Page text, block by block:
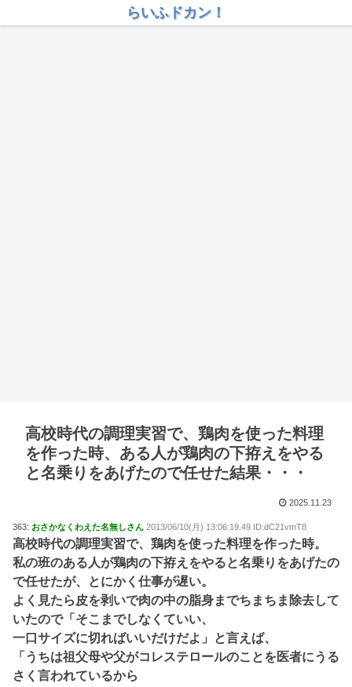
らいふドカン！
高校時代の調理実習で、鶏肉を使った料理
を作った時、ある人が鶏肉の下拵えをやる
と名乗りをあげたので任せた結果・・・
2025.11.23
363: おさかなくわえた名無しさん 2013/06/10(月) 13:06:19.49 ID:dC21vmT8
高校時代の調理実習で、鶏肉を使った料理を作った時。
私の班のある人が鶏肉の下拵えをやると名乗りをあげたの
で任せたが、とにかく仕事が遅い。
よく見たら皮を剥いで肉の中の脂身までちまちま除去して
いたので「そこまでしなくていい、
一口サイズに切ればいいだけだよ」と言えば、
「うちは祖父母や父がコレステロールのことを医者にうる
さく言われているから